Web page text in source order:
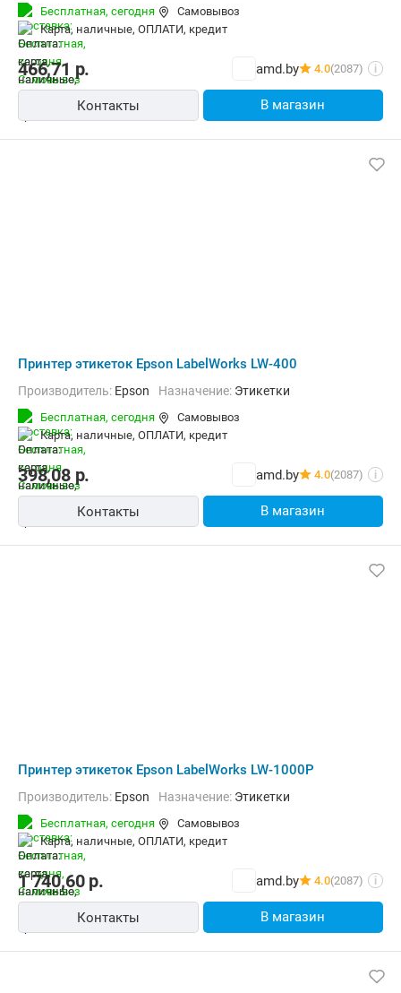
Бесплатная, сегодня
Самовывоз
карта, наличные, ОПЛАТИ, кредит
466,71 р. amd.by 4.0(2087) i
Контакты В магазин
Принтер этикеток Epson LabelWorks LW-400
Производитель: Epson Назначение: Этикетки
Бесплатная, сегодня
Самовывоз
карта, наличные, ОПЛАТИ, кредит
398,08р. amd.by 4.0(2087) i
Контакты В магазин
Принтер этикеток Epson LabelWorks LW-1000P
Производитель: Epson Назначение: Этикетки
Бесплатная, сегодня
Самовывоз
карта, наличные, ОПЛАТИ, кредит
1 740,60р. amd.by 4.0(2087) i
Контакты В магазин